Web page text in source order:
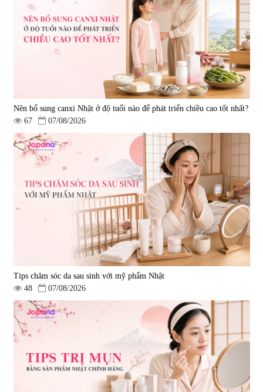
Nên bổ sung canxi Nhật ở độ tuổi nào để phát triển chiều cao tốt nhất?
67
07/08/2026
Tips chăm sóc da sau sinh với mỹ phẩm Nhật
48
07/08/2026